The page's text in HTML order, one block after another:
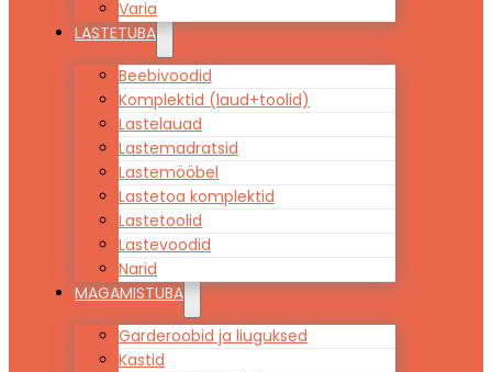
Varia
LASTETUBA
Beebivoodid
Komplektid (laud+toolid)
Lastelauad
Lastemadratsid
Lastemööbel
Lastetoa komplektid
Lastetoolid
Lastevoodid
Narid
MAGAMISTUBA
Garderoobid ja liuguksed
Kastid